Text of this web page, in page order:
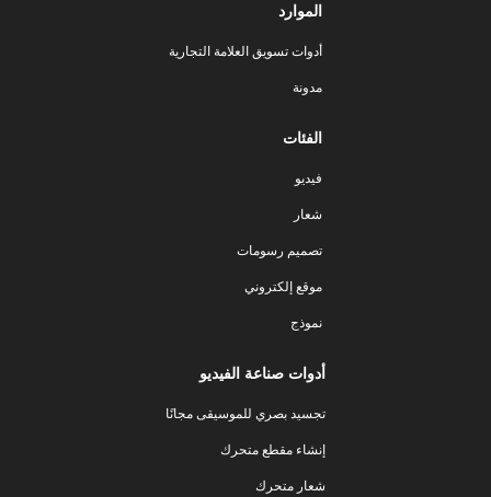
الموارد
أدوات تسويق العلامة التجارية
مدونة
الفئات
فيديو
شعار
تصميم رسومات
موقع إلكتروني
نموذج
أدوات صناعة الفيديو
تجسيد بصري للموسيقى مجانًا
إنشاء مقطع متحرك
شعار متحرك